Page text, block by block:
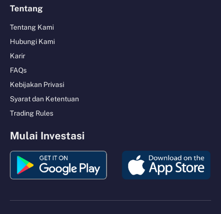
Tentang
Tentang Kami
Hubungi Kami
Karir
FAQs
Kebijakan Privasi
Syarat dan Ketentuan
Trading Rules
Mulai Investasi